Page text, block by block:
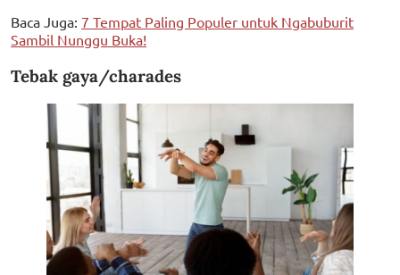
Baca Juga: 7 Tempat Paling Populer untuk Ngabuburit
Sambil Nunggu Buka!
Tebak gaya/charades